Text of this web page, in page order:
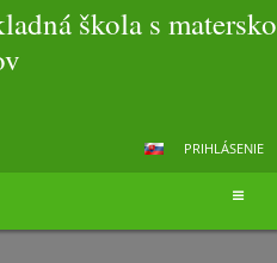
škola s
PRIHLÁSENIE